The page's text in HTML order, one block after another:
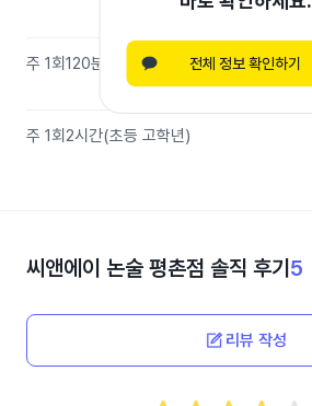
주 1회120분 초등 고학년 )
주 1회2시간(초등 고학년)
전체 정보 확인하기
씨앤에이 논술 평촌점 솔직 후기 5
리뷰 작성